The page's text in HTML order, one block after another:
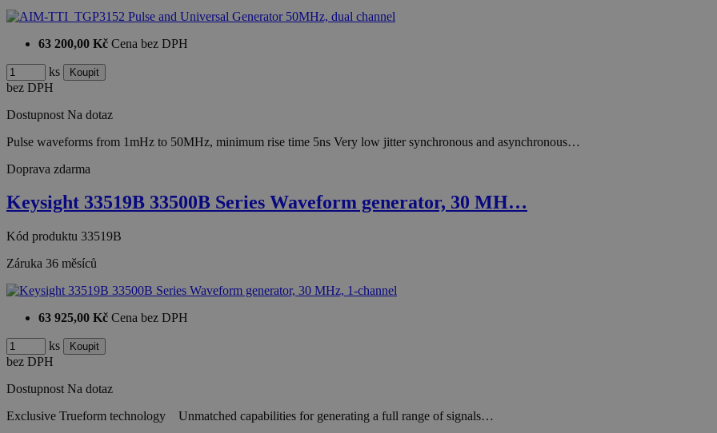
63 200,00 Kč Cena bez DPH
ks
bez DPH
Dostupnost Na dotaz
Pulse waveforms from 1mHz to 50MHz, minimum rise time 5ns Very low jitter synchronous and asynchronous…
Doprava zdarma
Keysight 33519B 33500B Series Waveform generator, 30 MH…
Kód produktu 33519B
Záruka 36 měsíců
63 925,00 Kč Cena bez DPH
ks
bez DPH
Dostupnost Na dotaz
Exclusive Trueform technology Unmatched capabilities for generating a full range of signals…